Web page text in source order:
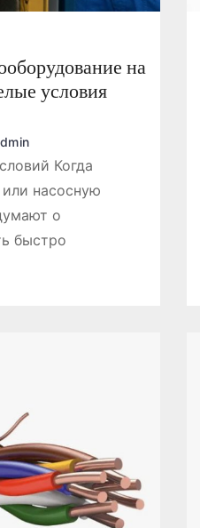
на
условия
Когда
насосную
о
быстро